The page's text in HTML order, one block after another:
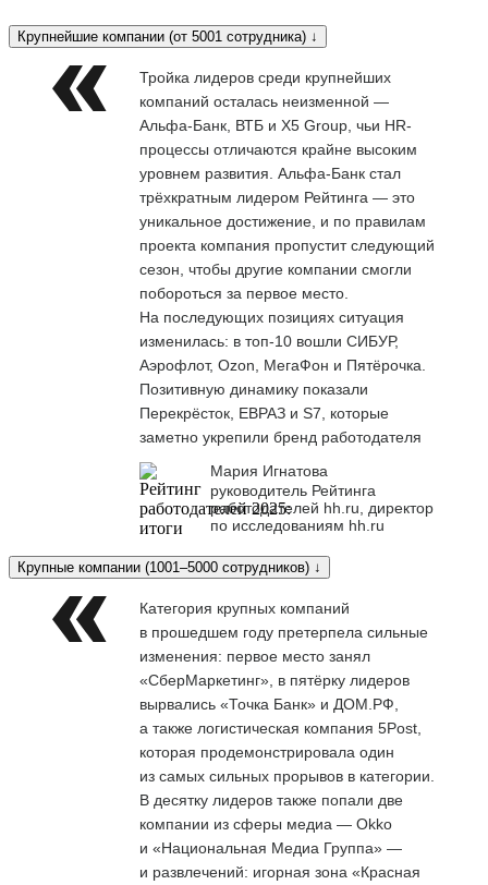
Крупнейшие компании (от 5001 сотрудника) ↓
Тройка лидеров среди крупнейших
компаний осталась неизменной —
Альфа-Банк, ВТБ и X5 Group, чьи HR-
процессы отличаются крайне высоким
уровнем развития. Альфа-Банк стал
трёхкратным лидером Рейтинга — это
уникальное достижение, и по правилам
проекта компания пропустит следующий
сезон, чтобы другие компании смогли
побороться за первое место.
На последующих позициях ситуация
изменилась: в топ-10 вошли СИБУР,
Аэрофлот, Ozon, МегаФон и Пятёрочка.
Позитивную динамику показали
Перекрёсток, ЕВРАЗ и S7, которые
заметно укрепили бренд работодателя
Мария Игнатова
руководитель Рейтинга
работодателей hh.ru, директор
по исследованиям hh.ru
Крупные компании (1001–5000 сотрудников) ↓
Категория крупных компаний
в прошедшем году претерпела сильные
изменения: первое место занял
«СберМаркетинг», в пятёрку лидеров
вырвались «Точка Банк» и ДОМ.РФ,
а также логистическая компания 5Post,
которая продемонстрировала один
из самых сильных прорывов в категории.
В десятку лидеров также попали две
компании из сферы медиа — Okko
и «Национальная Медиа Группа» —
и развлечений: игорная зона «Красная